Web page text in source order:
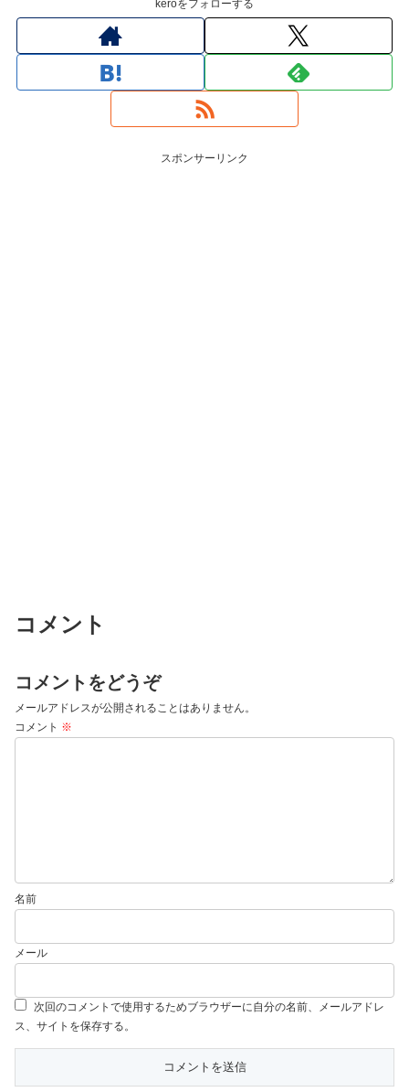
keroをフォローする
スポンサーリンク
コメント
コメントをどうぞ
メールアドレスが公開されることはありません。
コメント ※
名前
メール
次回のコメントで使用するためブラウザーに自分の名前、メールアドレ
ス、サイトを保存する。